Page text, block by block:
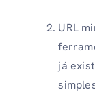
URL
já